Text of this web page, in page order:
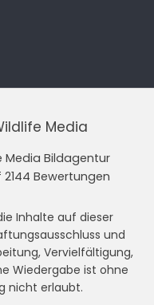
Media
Media Bildagentur
2144 Bewertungen
Inhalte auf dieser
und
Vervielfältigung,
Wiedergabe ist ohne
nicht erlaubt.